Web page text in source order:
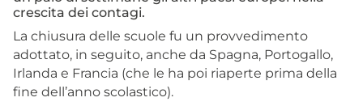
crescita dei contagi.
La chiusura delle scuole fu un provvedimento
adottato, in seguito, anche da Spagna, Portogallo,
Irlanda e Francia (che le ha poi riaperte prima della
fine dell’anno scolastico).